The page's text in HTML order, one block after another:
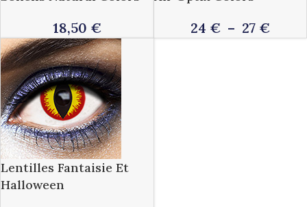
18,50 € 24 € – 27 €
Lentilles Fantaisie Et
Halloween